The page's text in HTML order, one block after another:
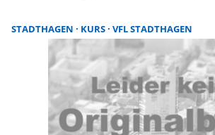
STADTHAGEN KURS VFL STADTHAGEN